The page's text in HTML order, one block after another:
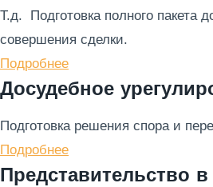
Т.д. Подготовка полного пакета
совершения сделки.
Подробнее
Досудебное
Подготовка решения спора и
Подробнее
Представительство в